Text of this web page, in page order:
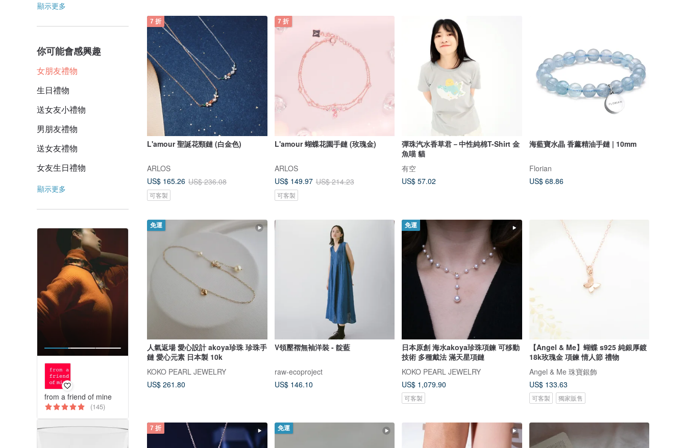
顯示更多
你可能會感興趣
女朋友禮物
生日禮物
送女友小禮物
男朋友禮物
送女友禮物
女友生日禮物
顯示更多
from a friend of mine
(145)
7 折
L'amour 聖誕花頸鏈 (白金色)
ARLOS
US$ 165.26 US$ 236.08
可客製
7 折
L'amour 蝴蝶花園手鏈 (玫瑰金)
ARLOS
US$ 149.97 US$ 214.23
可客製
彈珠汽水香草君－中性純棉T-Shirt 金
魚喵 貓
有空
US$ 57.02
海藍寶水晶 香薰精油手鏈 | 10mm
Florian
US$ 68.86
免運
人氣返場 愛心設計 akoya珍珠 珍珠手
鏈 愛心元素 日本製 10k
KOKO PEARL JEWELRY
US$ 261.80
V領壓褶無袖洋裝 - 靛藍
raw-ecoproject
US$ 146.10
免運
日本原創 海水akoya珍珠項鍊 可移動
技術 多種戴法 滿天星項鏈
KOKO PEARL JEWELRY
US$ 1,079.90
可客製
【Angel & Me】蝴蝶 s925 純銀厚鍍
18k玫瑰金 項鍊 情人節 禮物
Angel & Me 珠寶銀飾
US$ 133.63
可客製 獨家販售
7 折 免運